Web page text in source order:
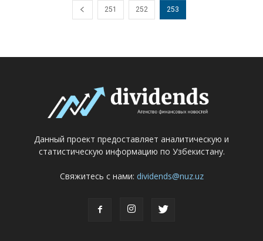
251 252 253
Данный проект предоставляет аналитическую и
статистическую информацию по Узбекистану.
Свяжитесь с нами: dividends@nuz.uz